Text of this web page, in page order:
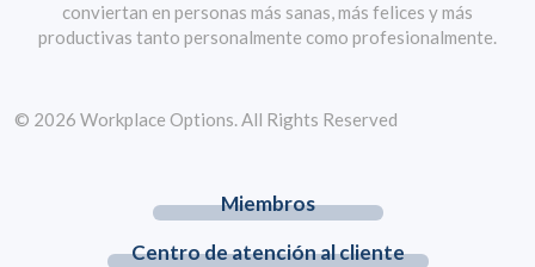
conviertan en personas más sanas, más felices y más
productivas tanto personalmente como profesionalmente.
Miembros
Centro de atención al cliente
© 2026 Workplace Options. All Rights Reserved